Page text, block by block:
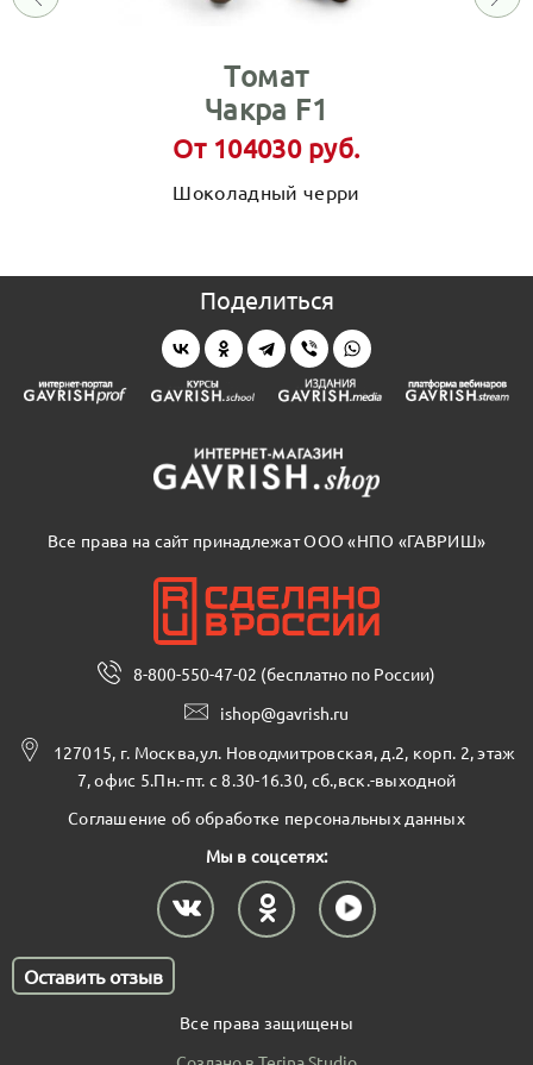
Томат
Чакра F1
От 104030 руб.
Шоколадный черри
Поделиться
Все права на сайт принадлежат ООО «НПО «ГАВРИШ»
8-800-550-47-02 (бесплатно по России)
ishop@gavrish.ru
127015, г. Москва,ул. Новодмитровская, д.2, корп. 2, этаж
7, офис 5.Пн.-пт. с 8.30-16.30, сб.,вск.-выходной
Соглашение об обработке персональных данных
Мы в соцсетях:
Оставить отзыв
Все права защищены